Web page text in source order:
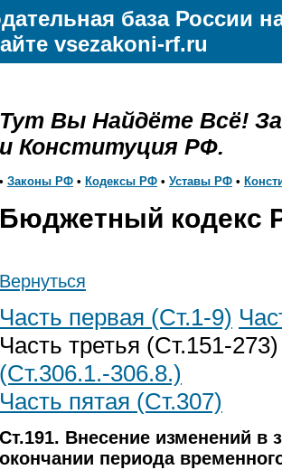
база России
vsezakoni-rf.ru
Тут Вы Найдёте Всё!
и Конституция РФ.
• Законы РФ • Кодексы РФ • Уставы РФ •
Бюджетный кодекс
Вернуться
Часть первая (Ст.1-9)
Часть третья (Ст.151-
(Ст.306.1.-306.8.)
Часть пятая (Ст.307)
Ст.191. Внесение изменений в
окончании периода